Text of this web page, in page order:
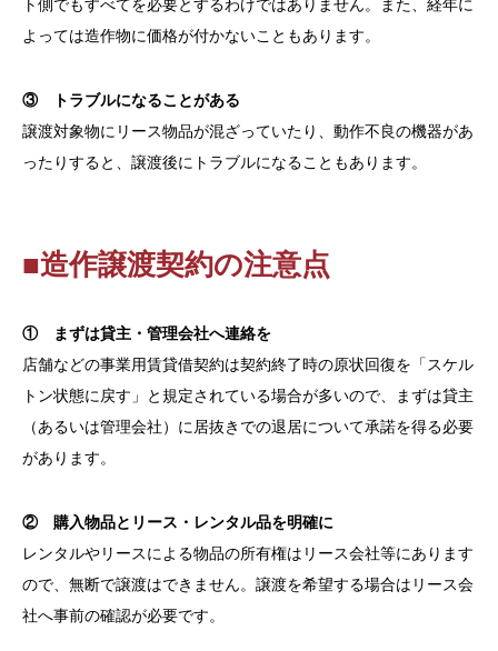
ト側でもすべてを必要とするわけではありません。また、経年に
よっては造作物に価格が付かないこともあります。
③ トラブルになることがある
譲渡対象物にリース物品が混ざっていたり、動作不良の機器があ
ったりすると、譲渡後にトラブルになることもあります。
■造作譲渡契約の注意点
① まずは貸主・管理会社へ連絡を
店舗などの事業用賃貸借契約は契約終了時の原状回復を「スケル
トン状態に戻す」と規定されている場合が多いので、まずは貸主
（あるいは管理会社）に居抜きでの退居について承諾を得る必要
があります。
② 購入物品とリース・レンタル品を明確に
レンタルやリースによる物品の所有権はリース会社等にあります
ので、無断で譲渡はできません。譲渡を希望する場合はリース会
社へ事前の確認が必要です。